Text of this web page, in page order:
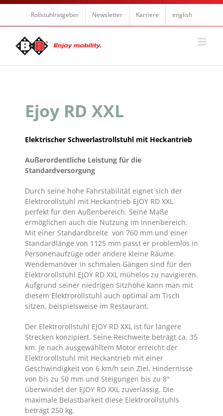
Zum
springen
Rollstuhlratgeber Newsletter Karriere english
Ejoy RD XXL
Elektrischer Schwerlastrollstuhl mit Heckantrieb
Außerordentliche Leistung für die
Standardversorgung
Durch seine hohe Fahrstabilität eignet sich der
Elektrorollstuhl mit Heckantrieb EJOY RD XXL
perfekt für den Außenbereich. Seine Maße
ermöglichen auch die Nutzung im Innenbereich.
Mit einer Standardbreite von 760 mm und einer
Standardlänge von 1125 mm passt er problemlos in
Personenaufzüge oder andere kleine Räume.
Wendemanöver in schmalen Gängen sind für den
Elektrorollstuhl EJOY RD XXL mühelos zu navigieren.
Aufgrund seiner niedrigen Sitzhöhe kann man mit
diesem Elektrorollstuhl auch optimal am Tisch
sitzen, beispielsweise im Restaurant.
Der Elektrorollstuhl EJOY RD XXL ist für längere
Strecken konzipiert. Seine Reichweite beträgt ca. 35
km. Je nach ausgewähltem Motor erreicht der
Elektrorollstuhl mit Heckantrieb mit einer
Geschwindigkeit von 6 km/h sein Ziel. Hindernisse
von bis zu 50 mm und Steigungen bis zu 8°
überwindet der EJOY RD XXL zuverlässig. Die
maximale Belastbarkeit diese Elektrorollstuhls
beträgt 250 kg.